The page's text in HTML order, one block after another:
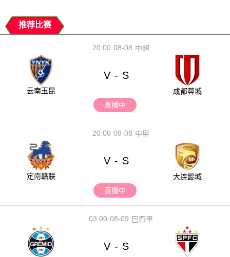
推荐比赛
08-08
20:00 中超
云南玉昆
V - S
成都蓉城
直播中
08-08
20:00 中甲
定南赣联
V - S
大连鲲城
直播中
08-09
03:00 巴西甲
V - S